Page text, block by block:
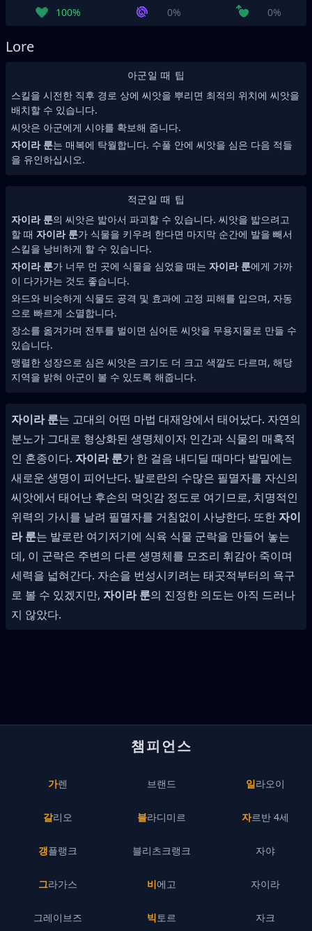
100%
0% 0%
Lore
아군일 때 팁
스킬을 시전한 직후 경로 상에 씨앗을 뿌리면 최적의 위치에 씨앗을
배치할 수 있습니다.
씨앗은 아군에게 시야를 확보해 줍니다.
자이라 룬는 매복에 탁월합니다. 수풀 안에 씨앗을 심은 다음 적들
을 유인하십시오.
적군일 때 팁
자이라 룬의 씨앗은 밟아서 파괴할 수 있습니다. 씨앗을 밟으려고
할 때 자이라 룬가 식물을 키우려 한다면 마지막 순간에 발을 빼서
스킬을 낭비하게 할 수 있습니다.
자이라 룬가 너무 먼 곳에 식물을 심었을 때는 자이라 룬에게 가까
이 다가가는 것도 좋습니다.
와드와 비슷하게 식물도 공격 및 효과에 고정 피해를 입으며, 자동
으로 빠르게 소멸합니다.
장소를 옮겨가며 전투를 벌이면 심어둔 씨앗을 무용지물로 만들 수
있습니다.
맹렬한 성장으로 심은 씨앗은 크기도 더 크고 색깔도 다르며, 해당
지역을 밝혀 아군이 볼 수 있도록 해줍니다.
자이라 룬는 고대의 어떤 마법 대재앙에서 태어났다. 자연의
분노가 그대로 형상화된 생명체이자 인간과 식물의 매혹적
인 혼종이다. 자이라 룬가 한 걸음 내디딜 때마다 발밑에는
새로운 생명이 피어난다. 발로란의 수많은 필멸자를 자신의
씨앗에서 태어난 후손의 먹잇감 정도로 여기므로, 치명적인
위력의 가시를 날려 필멸자를 거침없이 사냥한다. 또한자이
라 룬는 발로란 여기저기에 식육 식물 군락을 만들어 놓는
데, 이 군락은 주변의 다른 생명체를 모조리 휘감아 죽이며
세력을 넓혀간다. 자손을 번성시키려는 태곳적부터의 욕구
로 볼 수 있겠지만, 자이라 룬의 진정한 의도는 아직 드러나
지 않았다.
챔피언스
가렌
갈리오
갱플랭크
그라가스
그레이브즈
브랜드
블라디미르
블리츠크랭크
비에고
빅토르
일라오이
자르반 4세
자야
자이라
자크